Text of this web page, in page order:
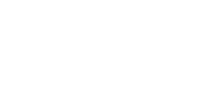
soporte remoto de